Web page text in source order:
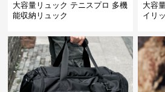
大容量リュック テニスプロ 多機
能収納リュック
大容
イリ